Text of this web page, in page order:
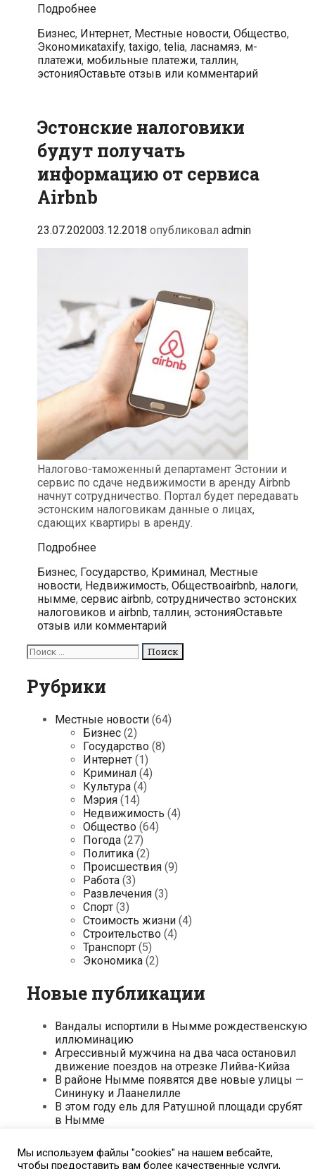
ПодробнееС
года
в
Эстонии
больше
за
на
такси
или
автомойку
Categories
Бизнес, Интернет, Местные новости, Общество,
ЭкономикаTags
taxify, taxigo, telia, ласнамяэ, м-
платежи, мобильные платежи, таллин,
эстонияОставьте отзыв или комментарий
Эстонские налоговики
будут получать
информацию от сервиса
Airbnb
23.07.202003.12.2018 опубликовал admin
Налогово-таможенный департамент Эстонии и
сервис по сдаче недвижимости в аренду Airbnb
начнут сотрудничество. Портал будет передавать
эстонским налоговикам данные о лицах,
сдающих квартиры в аренду.
ПодробнееЭстонские
будут
получать
информацию
от
сервиса
Categories
Бизнес, Государство, Криминал, Местные
новости, Недвижимость, ОбществоTags
airbnb, налоги,
нымме, сервис airbnb, сотрудничество эстонских
налоговиков и airbnb, таллин, эстонияОставьте
отзыв или комментарий
Поиск
для:
Рубрики
Местные новости (64)
Бизнес (2)
Государство (8)
Интернет (1)
Криминал (4)
Культура (4)
Мэрия (14)
Недвижимость (4)
Общество (64)
Погода (27)
Политика (2)
Происшествия (9)
Работа (3)
Развлечения (3)
Спорт (3)
Стоимость жизни (4)
Строительство (4)
Транспорт (5)
Экономика (2)
Новые публикации
Вандалы испортили в Нымме рождественскую
иллюминацию
Агрессивный мужчина на два часа остановил
движение поездов на отрезке Лийва-Кийза
В районе Нымме появятся две новые улицы —
Сининуку и Лаанелилле
В этом году ель для Ратушной площади срубят
в Нымме
Арнольда Сеппо
Мы используем файлы "cookies" на нашем вебсайте,
чтобы предоставить вам более качественные услуги,